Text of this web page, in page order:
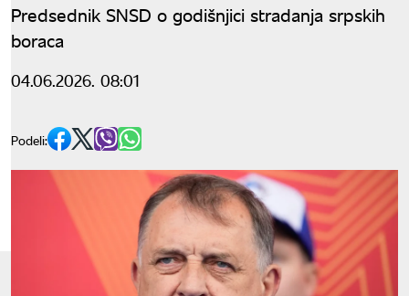
Predsednik SNSD o godišnjici stradanja srpskih
boraca
04.06.2026. 08:01
Podeli: